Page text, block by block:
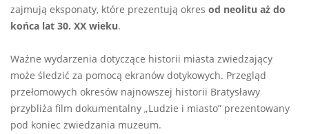
zajmują eksponaty, które prezentują okres od neolitu aż do
końca lat 30. XX wieku.
Ważne wydarzenia dotyczące historii miasta zwiedzający
może śledzić za pomocą ekranów dotykowych. Przegląd
przełomowych okresów najnowszej historii Bratysławy
przybliża film dokumentalny „Ludzie i miasto” prezentowany
pod koniec zwiedzania muzeum.